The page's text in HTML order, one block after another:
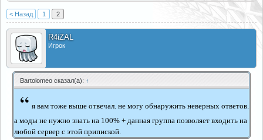
< Назад 1 2
R4iZAL
Игрок
Bartolomeo сказал(а): ↑
“ я вам тоже выше отвечал. не могу обнаружить неверных ответов.
а моды не нужно знать на 100% + данная группа позволяет входить на
любой сервер с этой припиской.